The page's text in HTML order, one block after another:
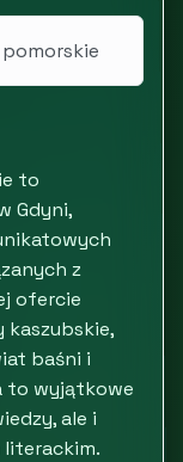
pomorskie
to
Gdyni,
z
ofercie
kaszubskie,
baśni i
to wyjątkowe
ale i
literackim.